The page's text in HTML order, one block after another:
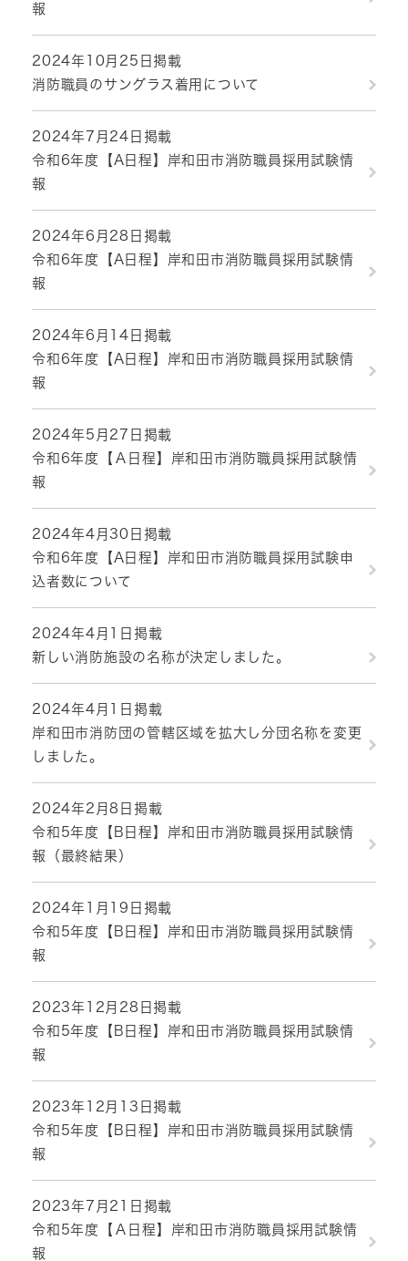
報
2024年10月25日掲載
消防職員のサングラス着用について
2024年7月24日掲載
令和6年度【A日程】岸和田市消防職員採用試験情
報
2024年6月28日掲載
令和6年度【A日程】岸和田市消防職員採用試験情
報
2024年6月14日掲載
令和6年度【A日程】岸和田市消防職員採用試験情
報
2024年5月27日掲載
令和6年度【Ａ日程】岸和田市消防職員採用試験情
報
2024年4月30日掲載
令和6年度【A日程】岸和田市消防職員採用試験申
込者数について
2024年4月1日掲載
新しい消防施設の名称が決定しました。
2024年4月1日掲載
岸和田市消防団の管轄区域を拡大し分団名称を変更
しました。
2024年2月8日掲載
令和5年度【B日程】岸和田市消防職員採用試験情
報（最終結果）
2024年1月19日掲載
令和5年度【B日程】岸和田市消防職員採用試験情
報
2023年12月28日掲載
令和5年度【B日程】岸和田市消防職員採用試験情
報
2023年12月13日掲載
令和5年度【B日程】岸和田市消防職員採用試験情
報
2023年7月21日掲載
令和5年度【Ａ日程】岸和田市消防職員採用試験情
報